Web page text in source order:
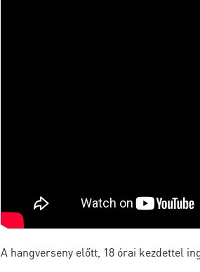
A hangverseny előtt, 18 órai kezdettel